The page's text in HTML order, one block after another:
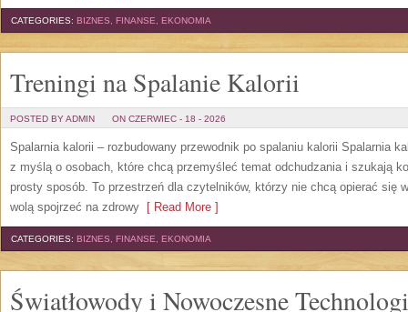
CATEGORIES: BIZNES, FINANSE, EKONOMIA
Treningi na Spalanie Kalorii
POSTED BY ADMIN ON CZERWIEC - 18 - 2026
Spalarnia kalorii – rozbudowany przewodnik po spalaniu kalorii Spalarnia
z myślą o osobach, które chcą przemyśleć temat odchudzania i szukają
prosty sposób. To przestrzeń dla czytelników, którzy nie chcą opierać się
wolą spojrzeć na zdrowy [ Read More ]
CATEGORIES: BIZNES, FINANSE, EKONOMIA
Światłowody i Nowoczesne